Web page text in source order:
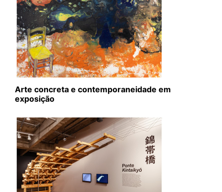
Arte concreta e contemporaneidade em
exposição